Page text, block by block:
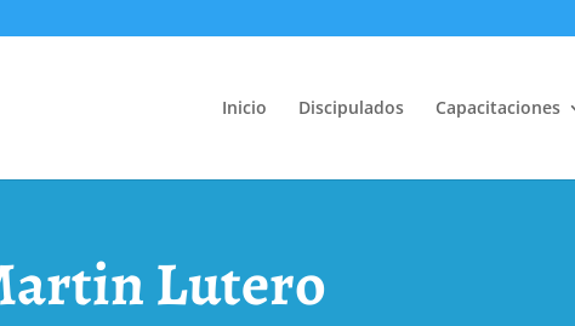
Inicio Discipulados Capacitaciones
Lutero